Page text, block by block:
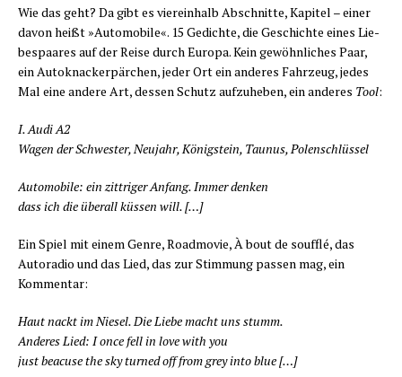
Wie das geht? Da gibt es vier­ein­halb Abschnit­te, Kapi­tel – einer
davon heißt »Auto­mo­bi­le«. 15 Gedich­te, die Geschich­te eines Lie­
bes­paa­res auf der Rei­se durch Euro­pa. Kein gewöhn­li­ches Paar,
ein Auto­kna­cker­pär­chen, jeder Ort ein ande­res Fahr­zeug, jedes
Mal eine ande­re Art, des­sen Schutz auf­zu­he­ben, ein ande­res Tool:
I. Audi A2
Wagen der Schwes­ter, Neu­jahr, König­stein, Tau­nus, Polenschlüssel
Auto­mo­bi­le: ein zitt­ri­ger Anfang. Immer denken
dass ich die über­all küs­sen will. […]
Ein Spiel mit einem Gen­re, Road­mo­vie, À bout de souf­flé, das
Auto­ra­dio und das Lied, das zur Stim­mung pas­sen mag, ein
Kommentar:
Haut nackt im Nie­sel. Die Lie­be macht uns stumm.
Ande­res Lied: I once fell in love with you
just beacu­se the sky tur­ned off from grey into blue […]